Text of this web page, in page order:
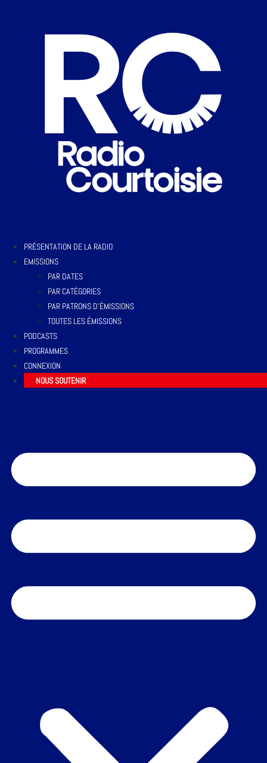
PRÉSENTATION DE LA RADIO
EMISSIONS
PAR DATES
PAR CATÉGORIES
PAR PATRONS D’ÉMISSIONS
TOUTES LES ÉMISSIONS
PODCASTS
PROGRAMMES
CONNEXION
NOUS SOUTENIR